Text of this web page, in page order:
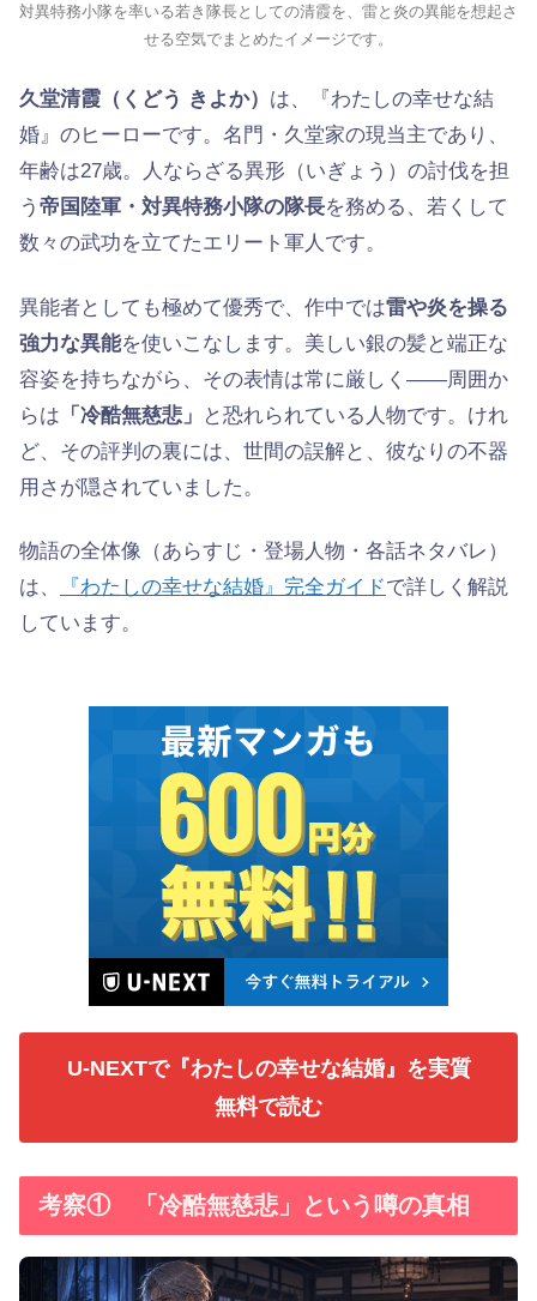
対異特務小隊を率いる若き隊長としての清霞を、雷と炎の異能を想起さ
せる空気でまとめたイメージです。
久堂清霞（くどう きよか） は、『わたしの幸せな結
婚』のヒーローです。名門・久堂家の現当主であり、
年齢は27歳。人ならざる異形（いぎょう）の討伐を担
う 帝国陸軍・対異特務小隊の隊長を務める、若くして
数々の武功を立てたエリート軍人です。
異能者としても極めて優秀で、作中では雷や炎を操る
強力な異能を使いこなします。美しい銀の髪と端正な
容姿を持ちながら、その表情は常に厳しく——周囲か
らは 「冷酷無慈悲」
と恐れられている人物です。けれ
ど、その評判の裏には、世間の誤解と、彼なりの不器
用さが隠されていました。
物語の全体像（あらすじ・登場人物・各話ネタバレ）
は、
『わたしの幸せな結婚』完全ガイドで詳しく解説
しています。
U-NEXTで『わたしの幸せな結婚』を実質
無料で読む
考察① 「冷酷無慈悲」という噂の真相